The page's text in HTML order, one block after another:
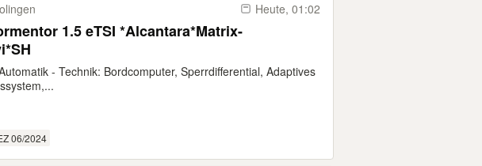
Heute, 01:02
1.5 eTSI *Alcantara*Matrix-
- Technik: Bordcomputer, Sperrdifferential, Adaptives
06/2024